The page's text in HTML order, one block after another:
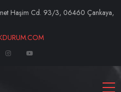
Haşim Cd. 93/3, 06460 Çankaya,